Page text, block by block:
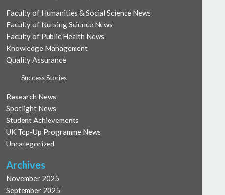
Faculty of Humanities & Social Science News
Faculty of Nursing Science News
Faculty of Public Health News
Knowledge Management
Quality Assurance
Success Stories
Research News
Spotlight News
Student Achievements
UK Top-Up Programme News
Uncategorized
Archives
November 2025
September 2025